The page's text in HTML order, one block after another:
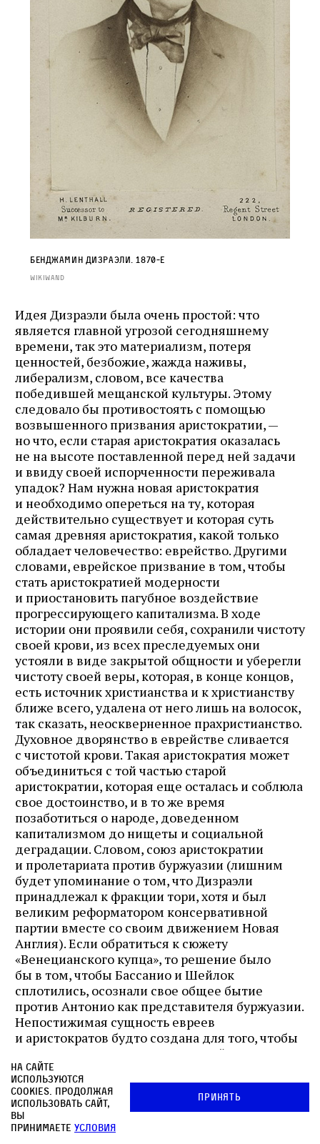
Бенджамин Дизраэли. 1870‑е
Wikiwand
Идея Дизраэли была очень простой: что
является главной угрозой сегодняшнему
времени, так это материализм, потеря
ценностей, безбожие, жажда наживы,
либерализм, словом, все качества
победившей мещанской культуры. Этому
следовало бы противостоять с помощью
возвышенного призвания аристократии, —
но что, если старая аристократия оказалась
не на высоте поставленной перед ней задачи
и ввиду своей испорченности переживала
упадок? Нам нужна новая аристократия
и необходимо опереться на ту, которая
действительно существует и которая суть
самая древняя аристократия, какой только
обладает человечество: еврейство. Другими
словами, еврейское призвание в том, чтобы
стать аристократией модерности
и приостановить пагубное воздействие
прогрессирующего капитализма. В ходе
истории они проявили себя, сохранили чистоту
своей крови, из всех преследуемых они
устояли в виде закрытой общности и уберегли
чистоту своей веры, которая, в конце концов,
есть источник христианства и к христианству
ближе всего, удалена от него лишь на волосок,
так сказать, неоскверненное прахристианство.
Духовное дворянство в еврействе сливается
с чистотой крови. Такая аристократия может
объединиться с той частью старой
аристократии, которая еще осталась и соблюла
свое достоинство, и в то же время
позаботиться о народе, доведенном
капитализмом до нищеты и социальной
деградации. Словом, союз аристократии
и пролетариата против буржуазии (лишним
будет упоминание о том, что Дизраэли
принадлежал к фракции тори, хотя и был
великим реформатором консервативной
партии вместе со своим движением Новая
Англия). Если обратиться к сюжету
«Венецианского купца», то решение было
бы в том, чтобы Бассанио и Шейлок
сплотились, осознали свое общее бытие
против Антонио как представителя буржуазии.
Непостижимая сущность евреев
и аристократов будто создана для того, чтобы
слиться в одно, но не под стигмой вечного
проклятия, а под светлой эмблемой
программы социальной реформы. Одно
и то же проклятие, которое связывало
Агасфера и аристократического вампира,
можно увидеть в другом свете как базу
На сайте
используются
cookies. Продолжая
использовать сайт,
вы
принимаете условия
Принять